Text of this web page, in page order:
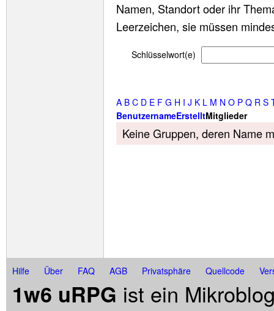
Namen, Standort oder ihr
Leerzeichen, sie müssen
Schlüsselwort(e)
A B C D E F G H I J K L M N O P Q R S
BenutzernameErstelltMitglieder
Keine Gruppen, deren Name
Hilfe Über FAQ AGB Privatsphäre Quellcode
1w6 uRPG ist ein